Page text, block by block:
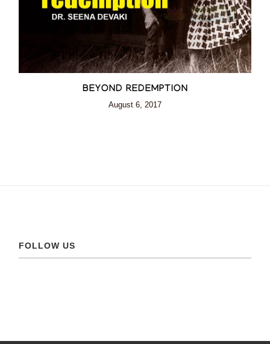
BEYOND REDEMPTION
August 6, 2017
FOLLOW US